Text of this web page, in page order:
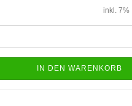
inkl. 7%
IN DEN WARENKORB